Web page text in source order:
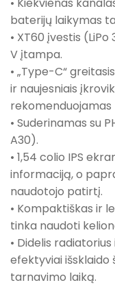
baterijų laikymas
• XT60 įvestis
V įtampa.
• „Type-C“
ir naujesniais
rekomenduojamas
• Suderinamas su
A30).
• 1,54 colio IPS
informaciją, o
naudotojo patirtį.
• Kompaktiškas ir
tinka naudoti
• Didelis
efektyviai išsklaido
tarnavimo laiką.